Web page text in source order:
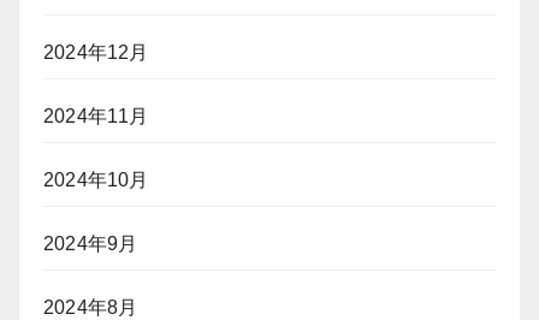
2024年12月
2024年11月
2024年10月
2024年9月
2024年8月